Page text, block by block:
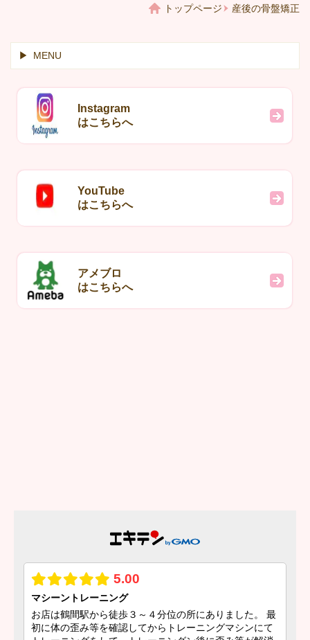
トップページ 産後の骨盤矯正
MENU
Instagram
はこちらへ
YouTube
はこちらへ
アメブロ
はこちらへ